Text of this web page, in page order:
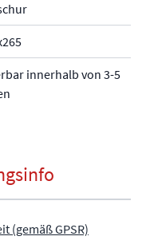
innerhalb von 3-5
(gemäß GPSR)